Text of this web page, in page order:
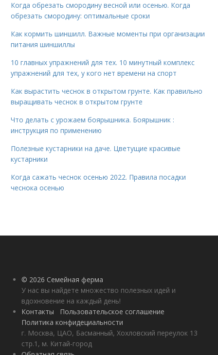
Когда обрезать смородину весной или осенью. Когда
обрезать смородину: оптимальные сроки
Как кормить шиншилл. Важные моменты при организации
питания шиншиллы
10 главных упражнений для тех. 10 минутный комплекс
упражнений для тех, у кого нет времени на спорт
Как вырастить чеснок в открытом грунте. Как правильно
выращивать чеснок в открытом грунте
Что делать с урожаем боярышника. Боярышник :
инструкция по применению
Полезные кустарники на даче. Цветущие красивые
кустарники
Когда сажать чеснок осенью 2022. Правила посадки
чеснока осенью
© 2026 Семейная ферма
У нас вы найдете множество полезных идей и
вдохновение на каждый день!
Контакты
Пользовательское соглашение
Политика конфидециальности
г. Москва, ЦАО, Басманный, Хохловский переулок 13
стр.1, м. Китай-город